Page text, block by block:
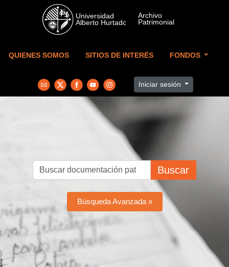
Skip to main content
QUIENES SOMOS SITIOS DE INTERÉS FONDOS
Iniciar sesión
Buscar
Búsqueda Avanzada »